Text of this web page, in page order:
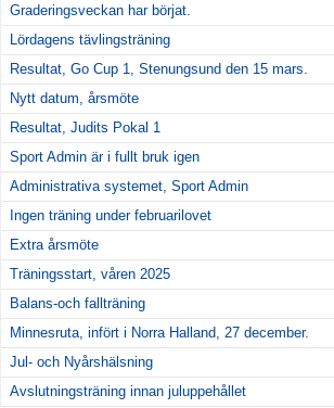
Graderingsveckan har börjat.
Lördagens tävlingsträning
Resultat, Go Cup 1, Stenungsund den 15 mars.
Nytt datum, årsmöte
Resultat, Judits Pokal 1
Sport Admin är i fullt bruk igen
Administrativa systemet, Sport Admin
Ingen träning under februarilovet
Extra årsmöte
Träningsstart, våren 2025
Balans-och fallträning
Minnesruta, infört i Norra Halland, 27 december.
Jul- och Nyårshälsning
Avslutningsträning innan juluppehållet